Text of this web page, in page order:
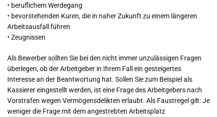
• beruflichem Werdegang
• bevorstehenden Kuren, die in naher Zukunft zu einem längeren
Arbeitsausfall führen
• Zeugnissen
Als Bewerber sollten Sie bei den nicht immer unzulässigen Fragen
überlegen, ob der Arbeitgeber in Ihrem Fall ein gesteigertes
Interesse an der Beantwortung hat. Sollen Sie zum Beispiel als
Kassierer eingestellt werden, ist eine Frage des Arbeitgebers nach
Vorstrafen wegen Vermögensdelikten erlaubt. Als Faustregel gilt: Je
weniger die Frage mit dem angestrebten Arbeitsplatz